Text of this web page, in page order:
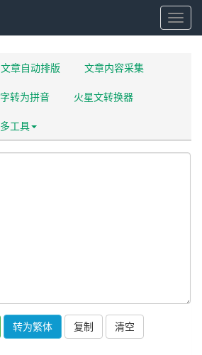
站
文章自动排版 文章内容采集
转为拼音 火星文转换器
工具
转为繁体 复制